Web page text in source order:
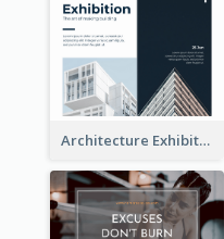
Architecture Exhibition Facebook Post